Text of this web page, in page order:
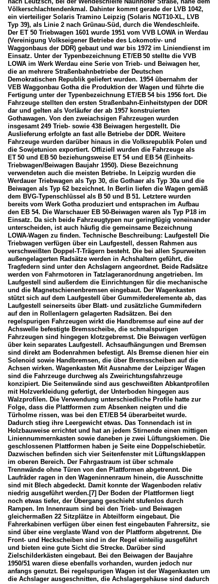
Völkerschlachtendenkmal. Dahinter kommt gerade der LVB 1042,
ein vierteiliger Solaris Tramino Leipzig (Solaris NGT10-XL, LVB
Typ 39), als Linie 2 nach Grünau-Süd, durch die Wendeschleife.
Der ET 50 Triebwagen 1601 wurde 1951 vom VVB LOWA in Werdau
(Vereinigung Volkseigener Betriebe des Lokomotiv- und
Waggonbaus der DDR) gebaut und war bis 1972 im Liniendienst im
Einsatz. Unter der Typenbezeichnung ET/EB 50 stellte die VVB
LOWA im Werk Werdau eine Serie von Trieb- und Beiwagen her,
die an mehrere Straßenbahnbetriebe der Deutschen
Demokratischen Republik geliefert wurden. 1954 übernahm der
VEB Waggonbau Gotha die Produktion der Wagen und führte die
Fertigung unter der Typenbezeichnung ET/EB 54 bis 1956 fort. Die
Fahrzeuge stellten den ersten Straßenbahn-Einheitstypen der DDR
dar und gelten als Vorläufer der ab 1957 konstruierten
Gothawagen. Von den zweiachsigen Fahrzeugen wurden
insgesamt 249 Trieb- sowie 438 Beiwagen hergestellt. Die
Auslieferung erfolgte an fast alle Betriebe der DDR. Weitere
Fahrzeuge wurden darüber hinaus in die Volksrepublik Polen und
die Sowjetunion exportiert. Offiziell wurden die Fahrzeuge als
ET 50 und EB 50 beziehungsweise ET 54 und EB 54 (Einheits-
Triebwagen/Beiwagen Baujahr 1950). Diese Bezeichnung
verwendeten auch die meisten Betriebe. In Leipzig wurden die
Werdauer Triebwagen als Typ 30, die Gothaer als Typ 30a und die
Beiwagen als Typ 62 bezeichnet. In Berlin liefen die Wagen gemäß
dem BVG-Typenschlüssel als B 50 und B 51. Letztere wurden
bereits vom Werk Gotha produziert und entsprachen im Aufbau
den EB 54. Die Warschauer EB 50-Beiwagen waren als Typ P18 im
Einsatz. Da sich beide Fahrzeugtypen nur geringfügig voneinander
unterscheiden, ist auch häufig die gemeinsame Bezeichnung
LOWA-Wagen zu finden. Technische Beschreibung: Laufgestell Die
Triebwagen verfügen über ein Laufgestell, dessen Rahmen aus
verschweißten Doppel-T-Trägern besteht. Die bei allen Spurweiten
außengelagerten Radsätze werden in Achshaltern geführt, die
Tragfedern sind unter den Achslagern angeordnet. Beide Radsätze
werden von Fahrmotoren in Tatzlageranordnung angetrieben. Im
Laufgestell sind außerdem die Einrichtungen für die mechanische
und die Magnetschienenbremsen eingebaut. Der Wagenkasten
stützt sich auf dem Laufgestell über Gummifederelemente ab, das
Laufgestell seinerseits über Blatt- und zusätzliche Gummifedern
auf den in Rollenlagern gelagerten Radsätzen. Bei den
regelspurigen Fahrzeugen wirkt die Handbremse auf eine auf der
Achswelle befestigte Bremsscheibe, die schmalspurigen
Fahrzeugen sind hingegen klotzgebremst. Die Beiwagen verfügen
über kein separates Laufgestell. Achsaufhängungen und Bremsen
sind direkt am Bodenrahmen befestigt. Als Bremse dienen hier ein
Solenoid sowie Handbremsen, die über Bremsscheiben auf die
Achsen wirken. Wagenkasten Mit Ausnahme der Leipziger Wagen
sind die Fahrzeuge durchweg als Zweirichtungsfahrzeuge
konzipiert. Die Seitenwände sind aus geschweißten Abkantprofilen
mit Holzverkleidung gefertigt, der Unterboden hingegen aus
Walzprofilen. Die Verwendung unterschiedliche Profile hatte zur
Folge, dass die Plattformen zum Absenken neigten und die
Türholme rissen, was bei den ET/EB 54 überarbeitet wurde.
Dadurch stieg ihre Leergewicht etwas. Das Tonnendach ist in
Holzbauweise errichtet und hat an jedem Stirnende einen mittigen
Liniennummernkasten sowie daneben je zwei Lüftungskiemen. Die
geschlossenen Plattformen haben je Seite eine Doppelschiebetür.
Dazwischen befinden sich vier Seitenfenster mit Lüftungsklappen
im oberen Bereich. Der Fahrgastraum ist über schmale
Trennwände ohne Türen von den Plattformen abgetrennt. Die
Laufräder ragen in den Wageninnenraum hinein, die Ausschnitte
sind mit Blech abgedeckt. Damit konnte der Wagenboden relativ
niedrig ausgeführt werden.[7] Der Boden der Plattformen liegt
noch etwas tiefer, der Übergang geschieht stufenlos durch
Rampen. Im Innenraum sind bei den Trieb- und Beiwagen
gleichermaßen 22 Sitzplätze in Abteilform eingebaut. Die
Fahrerkabinen verfügen über einen fest eingebauten Fahrersitz, sie
sind über eine verglaste Wand von der Plattform abgetrennt. Die
Front- und Heckscheiben sind in der Regel einteilig ausgeführt
und bieten eine gute Sicht die Strecke. Darüber sind
Zielschilderkästen eingebaut. Bei den Beiwagen der Baujahre
1950/51 waren diese ebenfalls vorhanden, wurden jedoch nur
anfangs genutzt. Bei regelspurigen Wagen ist der Wagenkasten um
die Achslager ausgeschnitten, die Achslagergehäuse sind dadurch